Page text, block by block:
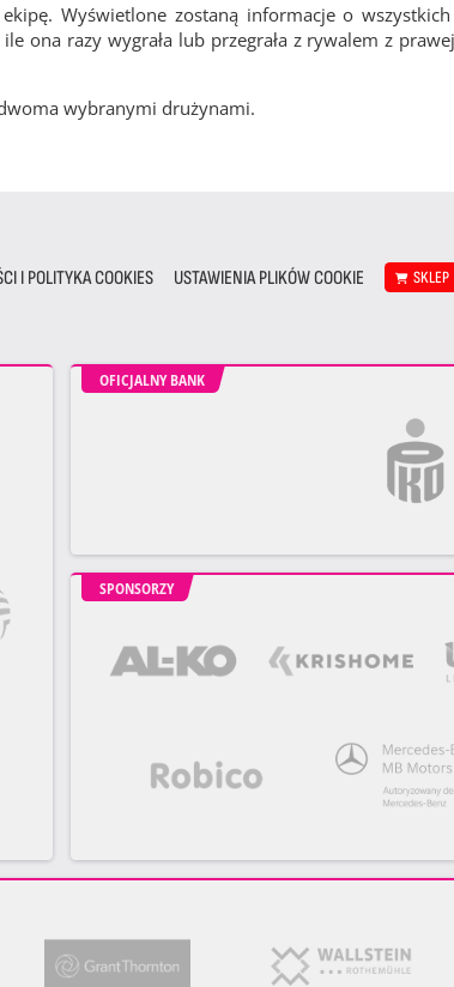
Wyświetlone zostaną informacje o
ona razy wygrała lub przegrała z rywalem z
wybranymi drużynami.
I POLITYKA COOKIES USTAWIENIA PLIKÓW COOKIE SKLEP
OFICJALNY BANK
SPONSORZY